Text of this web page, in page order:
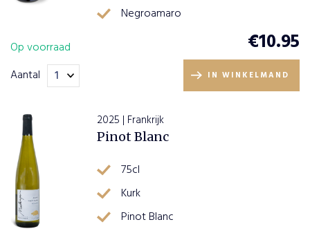
Negroamaro
Op voorraad
€10.95
Aantal IN WINKELMAND
2025 | Frankrijk
Pinot Blanc
75cl
Kurk
Pinot Blanc